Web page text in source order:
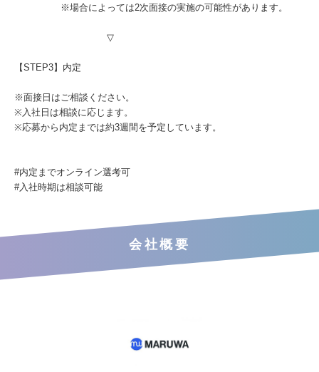
※場合によっては2次面接の実施の可能性があります。
▽
【STEP3】内定
※面接日はご相談ください。
※入社日は相談に応じます。
※応募から内定までは約3週間を予定しています。
#内定までオンライン選考可
#⼊社時期は相談可能
会社概要